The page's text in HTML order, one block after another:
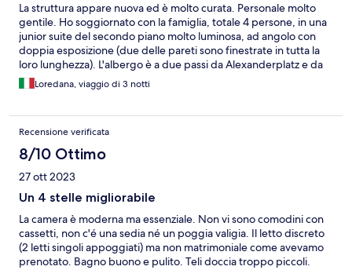
La struttura appare nuova ed è molto curata. Personale molto
gentile. Ho soggiornato con la famiglia, totale 4 persone, in una
junior suite del secondo piano molto luminosa, ad angolo con
doppia esposizione (due delle pareti sono finestrate in tutta la
loro lunghezza). L'albergo è a due passi da Alexanderplatz e da
negozi e centri commerciali. Sono facilmente raggiungibili molti
siti di interesse anche a piedi. L'isola dei musei dista poco più di
nuovo in questo hotel.
Loredana, viaggio di 3 notti
Recensione verificata
8/10 Ottimo
27 ott 2023
Un 4 stelle migliorabile
La camera è moderna ma essenziale. Non vi sono comodini con
cassetti, non c'é una sedia né un poggia valigia. Il letto discreto
(2 letti singoli appoggiati) ma non matrimoniale come avevamo
prenotato. Bagno buono e pulito. Teli doccia troppo piccoli.